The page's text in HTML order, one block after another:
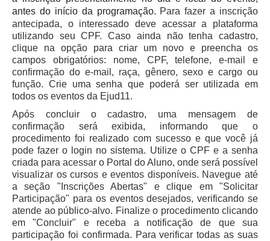
antes do início da programação. Para fazer a inscrição
antecipada, o interessado deve acessar a plataforma
utilizando seu CPF. Caso ainda não tenha cadastro,
clique na opção para criar um novo e preencha os
campos obrigatórios: nome, CPF, telefone, e-mail e
confirmação do e-mail, raça, gênero, sexo e cargo ou
função. Crie uma senha que poderá ser utilizada em
todos os eventos da Ejud11.
Após concluir o cadastro, uma mensagem de
confirmação será exibida, informando que o
procedimento foi realizado com sucesso e que você já
pode fazer o login no sistema. Utilize o CPF e a senha
criada para acessar o Portal do Aluno, onde será possível
visualizar os cursos e eventos disponíveis. Navegue até
a seção "Inscrições Abertas" e clique em "Solicitar
Participação" para os eventos desejados, verificando se
atende ao público-alvo. Finalize o procedimento clicando
em "Concluir" e receba a notificação de que sua
participação foi confirmada. Para verificar todas as suas